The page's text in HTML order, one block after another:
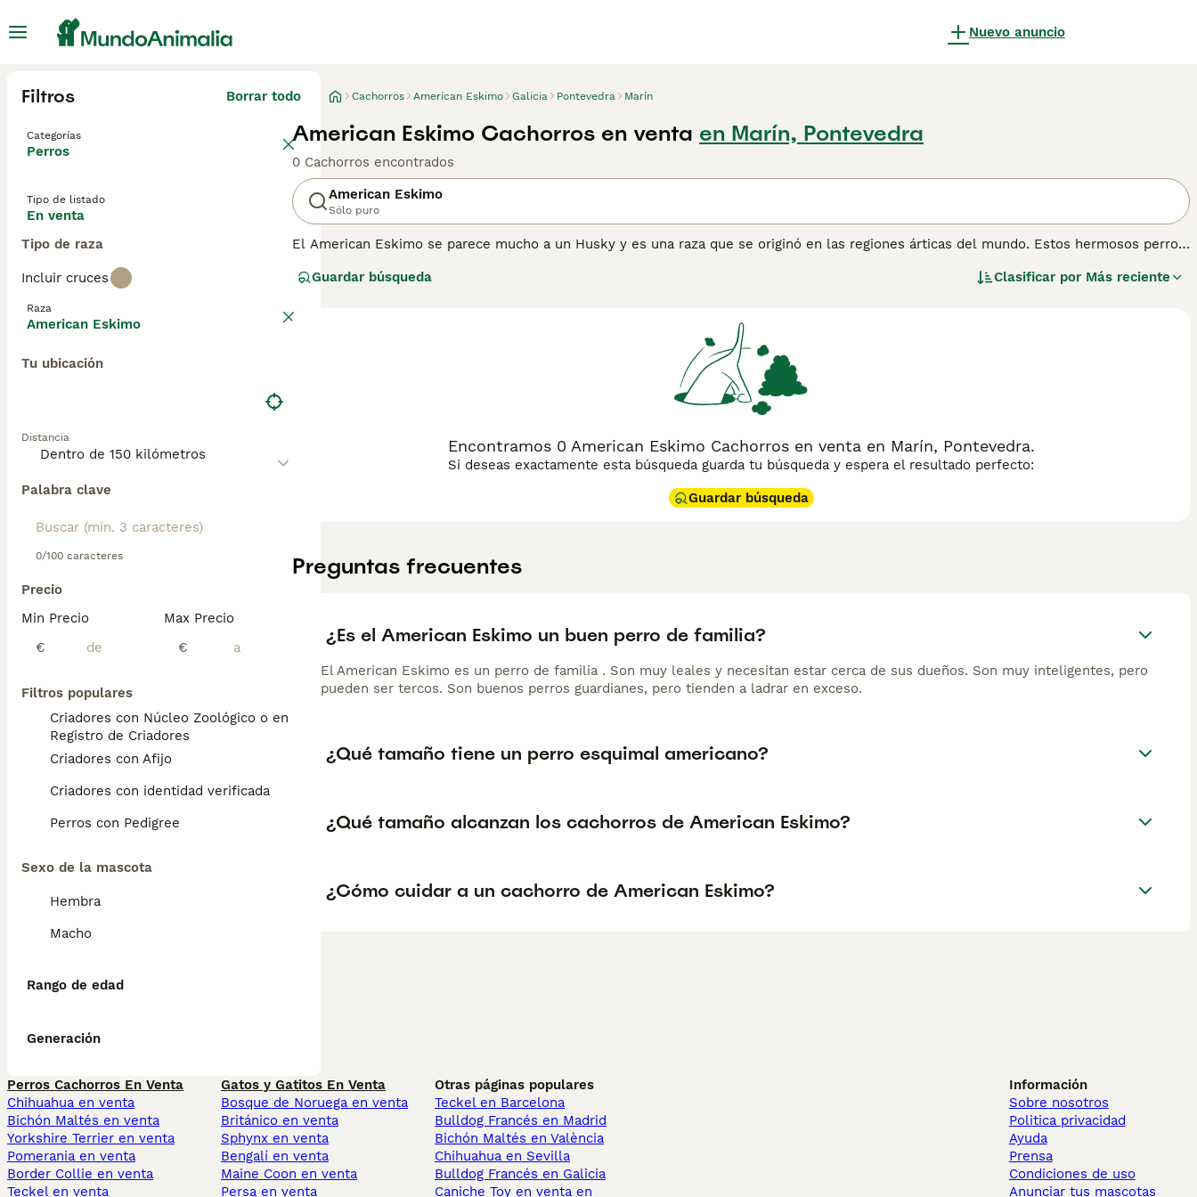
Nuevo anuncio
Filtros Borrar todo
Categorías
Perros
Tipo de listado
En venta
Tipo de raza
Incluir cruces
Raza
American Eskimo
Tu ubicación
Distancia
Palabra clave
0/100 caracteres
Precio
Min Precio
€
Max Precio
€
Filtros populares
Criadores con Núcleo Zoológico o en el
Registro de Criadores
Criadores con Afijo
Criadores con identidad verificada
Perros con Pedigree
Sexo de la mascota
Hembra
Macho
Rango de edad
Generación
Cachorros American Eskimo Galicia Pontevedra Marín
American Eskimo Cachorros en venta en Marín, Pontevedra
0 Cachorros encontrados
American Eskimo
Sólo puro
El American Eskimo se parece mucho a un Husky y es una raza que se originó en las regiones árticas del mundo. Estos hermosos perros
en una opción popular entre las personas que están familiarizadas con la raza y disfrutan compitiendo con equipos de perros. El
condiciones difíciles y en terreno ártico. Son verdaderos perros de trabajo, no mascotas, y son muy apreciados en Groenlandia, donde un
renovado interés por el patrimonio cultural ha salvado a la raza de la extinción.
página de consejos de compra de American Eskimopara obtener información sobre esta raza de perro.
Guardar búsqueda Clasificar por Más reciente
Encontramos 0 American Eskimo Cachorros en venta en Marín, Pontevedra.
Si deseas exactamente esta búsqueda guarda tu búsqueda y espera el resultado perfecto:
Guardar búsqueda
Preguntas frecuentes
¿Es el American Eskimo un buen perro de familia?
El American Eskimo es un perro de familia . Son muy leales y necesitan estar cerca de sus dueños. Son muy inteligentes, pero
pueden ser tercos. Son buenos perros guardianes, pero tienden a ladrar en exceso.
¿Qué tamaño tiene un perro esquimal americano?
¿Qué tamaño alcanzan los cachorros de American Eskimo?
¿Cómo cuidar a un cachorro de American Eskimo?
Perros Cachorros En Venta
Chihuahua en venta
Bichón Maltés en venta
Yorkshire Terrier en venta
Pomerania en venta
Border Collie en venta
Teckel en venta
Gatos y Gatitos En Venta
Bosque de Noruega en venta
Británico en venta
Sphynx en venta
Bengalí en venta
Maine Coon en venta
Persa en venta
Otras páginas populares
Teckel en Barcelona
Bulldog Francés en Madrid
Bichón Maltés en València
Chihuahua en Sevilla
Bulldog Francés en Galicia
Caniche Toy en venta en
Información
Sobre nosotros
Politica privacidad
Ayuda
Prensa
Condiciones de uso
Anunciar tus mascotas